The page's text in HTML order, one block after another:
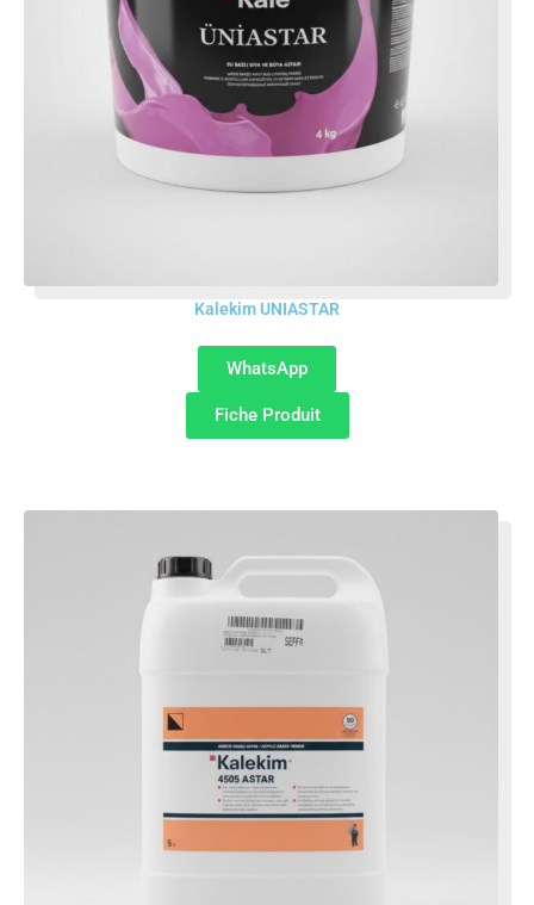
Kalekim UNIASTAR
WhatsApp
Fiche Produit